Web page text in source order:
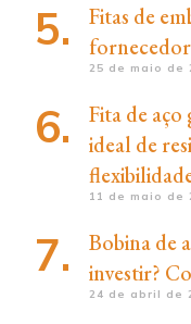
Fitas de
25 de maio de
Fita de aço
ideal de
11 de maio de
Bobina de
investir?
24 de abril de